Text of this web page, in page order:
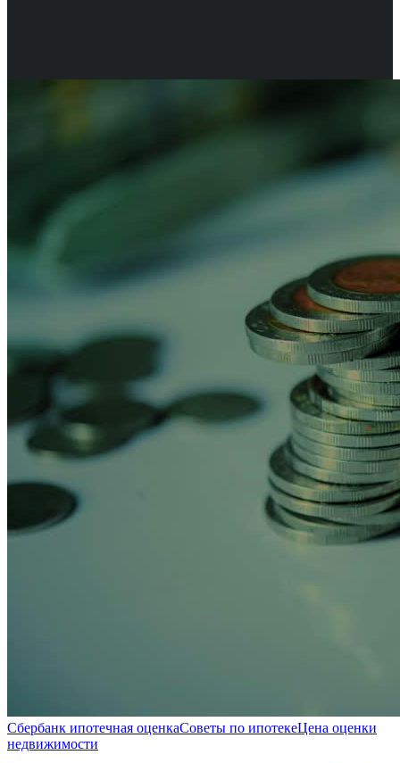
Сбербанк ипотечная оценкаСоветы по ипотекеЦена оценки
недвижимости